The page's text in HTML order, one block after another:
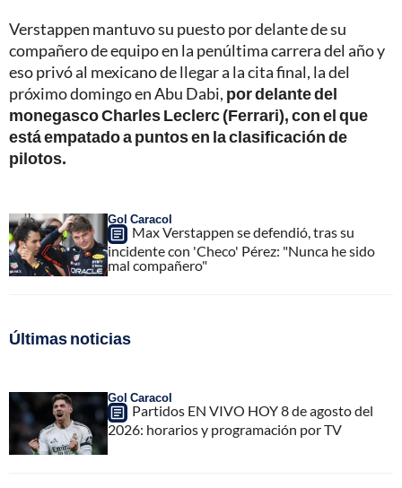
Verstappen mantuvo su puesto por delante de su
compañero de equipo en la penúltima carrera del año y
eso privó al mexicano de llegar a la cita final, la del
próximo domingo en Abu Dabi, por delante del
monegasco Charles Leclerc (Ferrari), con el que
está empatado a puntos en la clasificación de
pilotos.
Gol Caracol
Max Verstappen se defendió, tras su
incidente con 'Checo' Pérez: "Nunca he sido
mal compañero"
Últimas noticias
Gol Caracol
Partidos EN VIVO HOY 8 de agosto del
2026: horarios y programación por TV